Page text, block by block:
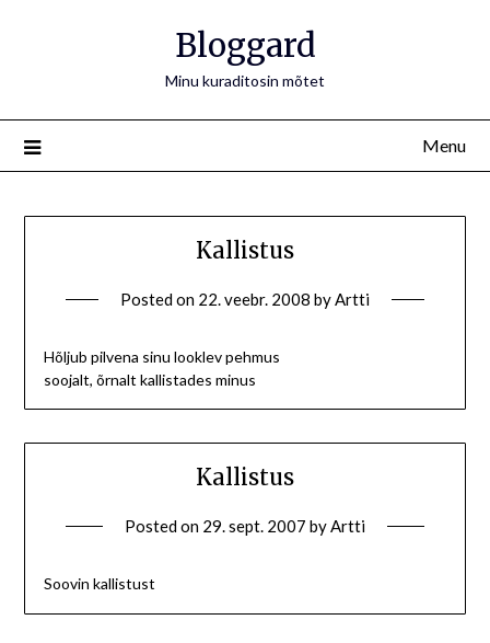
Bloggard
Minu kuraditosin mõtet
Menu
Kallistus
Posted on 22. veebr. 2008 byArtti
Hõljub pilvena sinu looklev pehmus
soojalt, õrnalt kallistades minus
Kallistus
Posted on 29. sept. 2007 byArtti
Soovin kallistust